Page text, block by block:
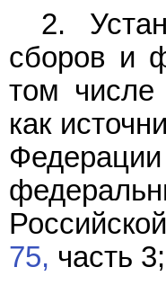
2.
сборов и
том числе
как
75, часть 3;